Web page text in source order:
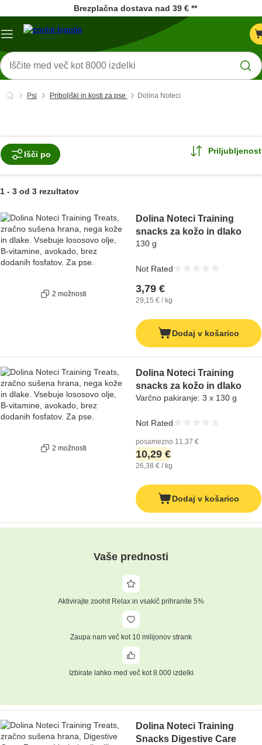
Brezplačna dostava nad 39 € **
Meni
Iskanje
izdelkov
Psi Priboljški in kosti za pse Dolina Noteci
Išči po Priljubljenost
1 - 3 od 3 rezultatov
2 možnosti
Dolina Noteci Training
snacks za kožo in dlako
130 g
3,79 €
29,15 € / kg
Not Rated
Dodaj v košarico
2 možnosti
Dolina Noteci Training
snacks za kožo in dlako
Varčno pakiranje: 3 x 130 g
posamezno 11,37 €
10,29 €
26,38 € / kg
Not Rated
Dodaj v košarico
Vaše prednosti
Aktivirajte zoohit Relax in vsakič prihranite 5%
Zaupa nam več kot 10 milijonov strank
Izbirate lahko med več kot 8.000 izdelki
Dolina Noteci Training
Snacks Digestive Care